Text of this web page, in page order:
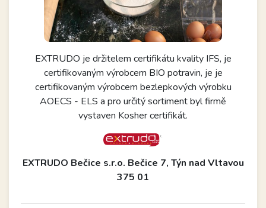
EXTRUDO je držitelem certifikátu kvality IFS, je
certifikovaným výrobcem BIO potravin, je je
certifikovaným výrobcem bezlepkových výrobku
AOECS - ELS a pro určitý sortiment byl firmě
vystaven Kosher certifikát.
EXTRUDO Bečice s.r.o. Bečice 7, Týn nad Vltavou
375 01